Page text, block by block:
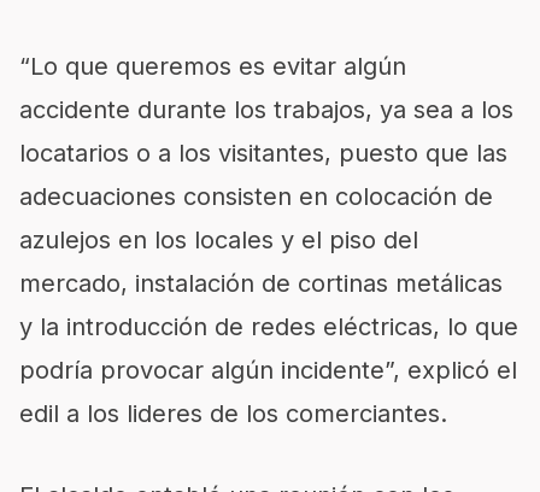
“Lo que queremos es evitar algún
accidente durante los trabajos, ya sea a los
locatarios o a los visitantes, puesto que las
adecuaciones consisten en colocación de
azulejos en los locales y el piso del
mercado, instalación de cortinas metálicas
y la introducción de redes eléctricas, lo que
podría provocar algún incidente”, explicó el
edil a los lideres de los comerciantes.